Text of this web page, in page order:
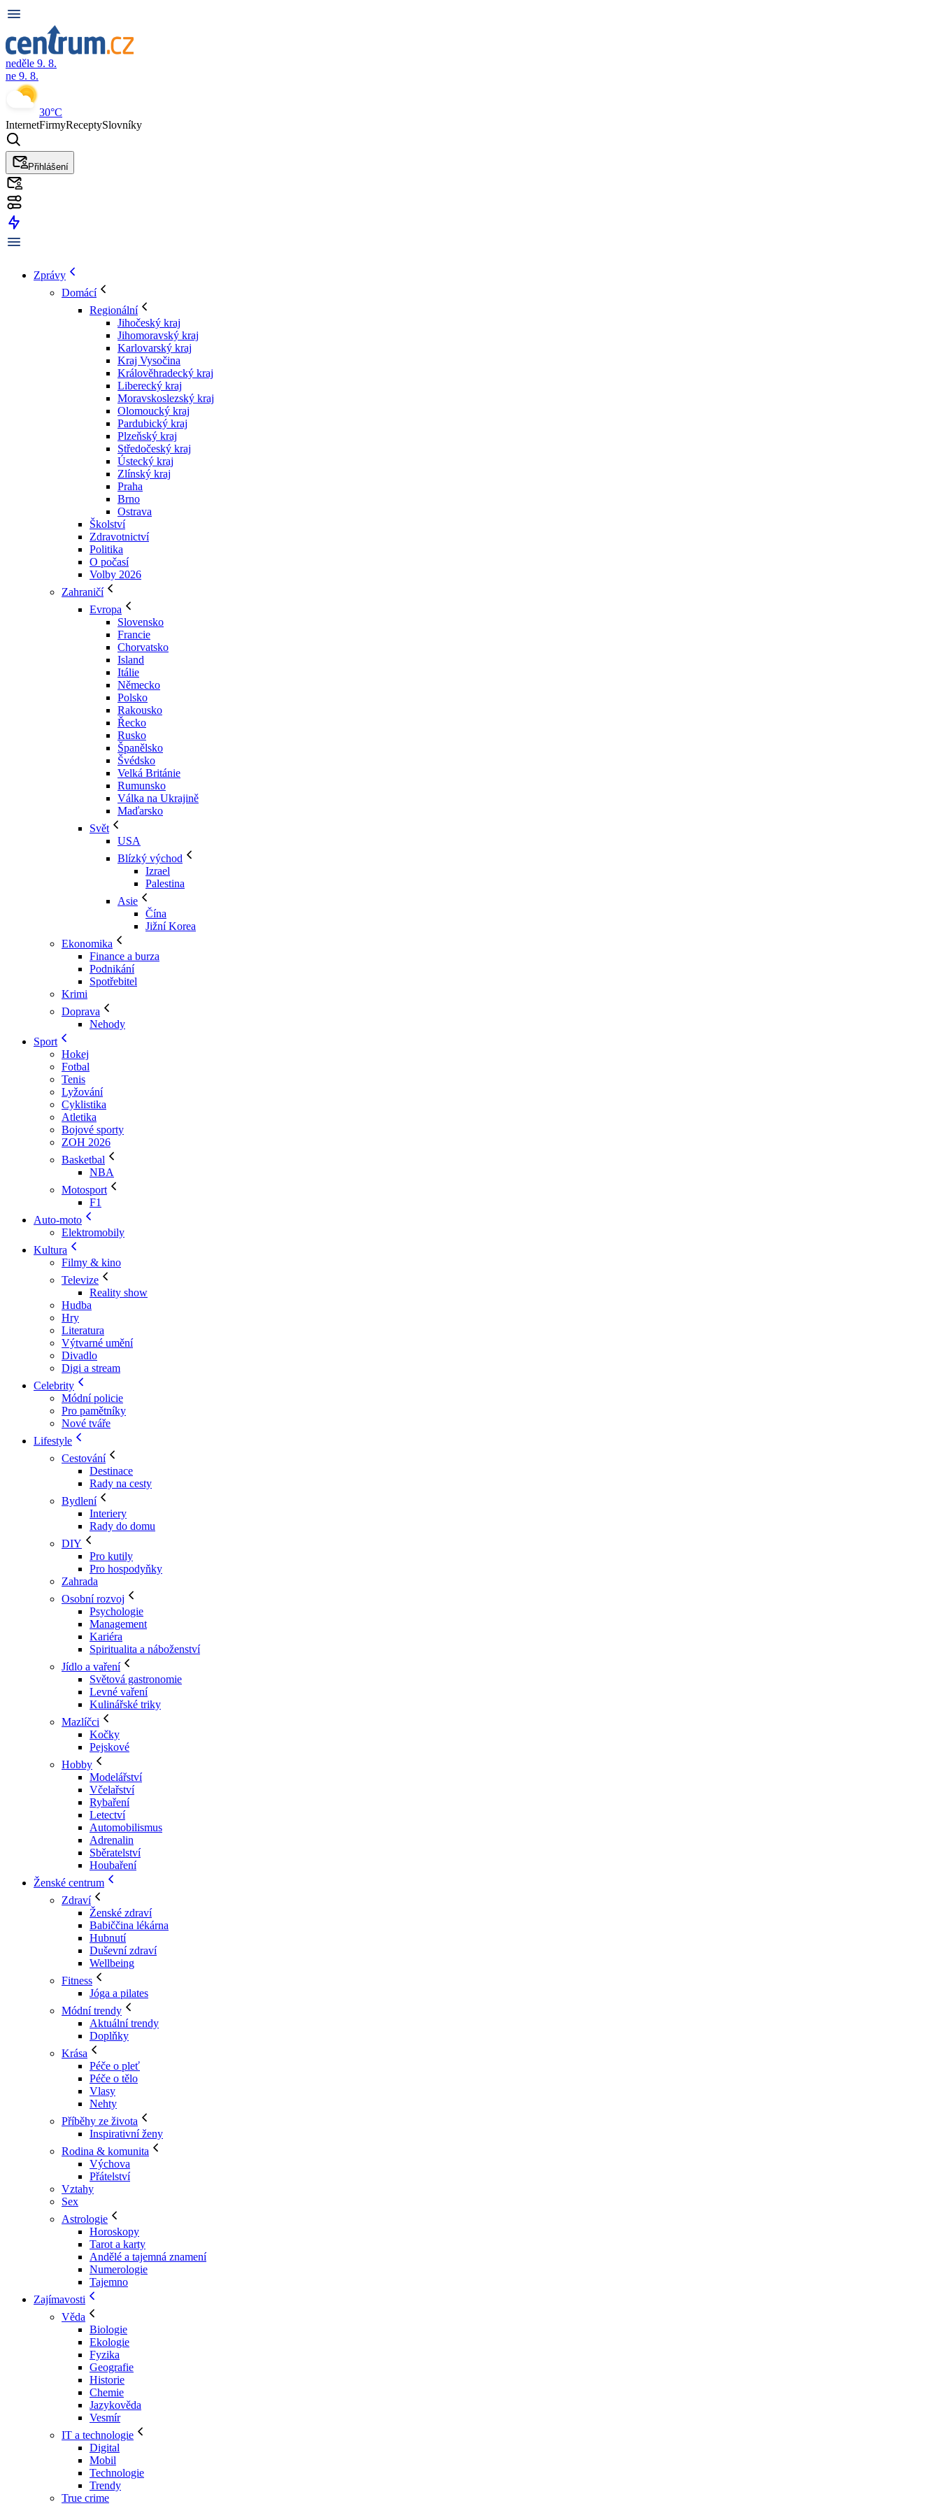
neděle 9. 8.
ne 9. 8.
30°C
InternetFirmyReceptySlovníky
Přihlášení
Zprávy
Domácí
Regionální
Jihočeský kraj
Jihomoravský kraj
Karlovarský kraj
Kraj Vysočina
Králověhradecký kraj
Liberecký kraj
Moravskoslezský kraj
Olomoucký kraj
Pardubický kraj
Plzeňský kraj
Středočeský kraj
Ústecký kraj
Zlínský kraj
Praha
Brno
Ostrava
Školství
Zdravotnictví
Politika
O počasí
Volby 2026
Zahraničí
Evropa
Slovensko
Francie
Chorvatsko
Island
Itálie
Německo
Polsko
Rakousko
Řecko
Rusko
Španělsko
Švédsko
Velká Británie
Rumunsko
Válka na Ukrajině
Maďarsko
Svět
USA
Blízký východ
Izrael
Palestina
Asie
Čína
Jižní Korea
Ekonomika
Finance a burza
Podnikání
Spotřebitel
Krimi
Doprava
Nehody
Sport
Hokej
Fotbal
Tenis
Lyžování
Cyklistika
Atletika
Bojové sporty
ZOH 2026
Basketbal
NBA
Motosport
F1
Auto-moto
Elektromobily
Kultura
Filmy & kino
Televize
Reality show
Hudba
Hry
Literatura
Výtvarné umění
Divadlo
Digi a stream
Celebrity
Módní policie
Pro pamětníky
Nové tváře
Lifestyle
Cestování
Destinace
Rady na cesty
Bydlení
Interiery
Rady do domu
DIY
Pro kutily
Pro hospodyňky
Zahrada
Osobní rozvoj
Psychologie
Management
Kariéra
Spiritualita a náboženství
Jídlo a vaření
Světová gastronomie
Levné vaření
Kulinářské triky
Mazlíčci
Kočky
Pejskové
Hobby
Modelářství
Včelařství
Rybaření
Letectví
Automobilismus
Adrenalin
Sběratelství
Houbaření
Ženské centrum
Zdraví
Ženské zdraví
Babiččina lékárna
Hubnutí
Duševní zdraví
Wellbeing
Fitness
Jóga a pilates
Módní trendy
Aktuální trendy
Doplňky
Krása
Péče o pleť
Péče o tělo
Vlasy
Nehty
Příběhy ze života
Inspirativní ženy
Rodina & komunita
Výchova
Přátelství
Vztahy
Sex
Astrologie
Horoskopy
Tarot a karty
Andělé a tajemná znamení
Numerologie
Tajemno
Zajímavosti
Věda
Biologie
Ekologie
Fyzika
Geografie
Historie
Chemie
Jazykověda
Vesmír
IT a technologie
Digital
Mobil
Technologie
Trendy
True crime